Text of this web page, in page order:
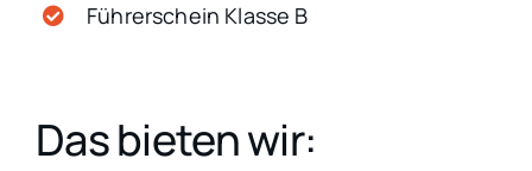
Führerschein Klasse B
Das bieten wir: